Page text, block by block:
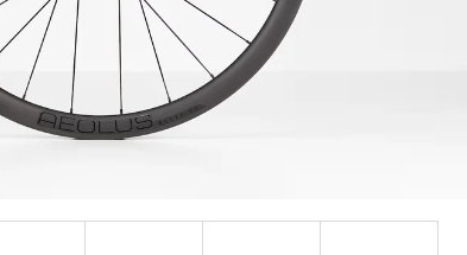
NEPREMOKAVÁ
CYKLISTICKÁ BUNDA
RAPHA CORE II
128,99 €
Pôvodne:160 €
TREK CIRCUIT THERMAL
CYCLING BIB TIGHT